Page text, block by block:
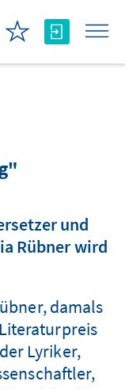
und
Rübner wird
damals
Lyriker,